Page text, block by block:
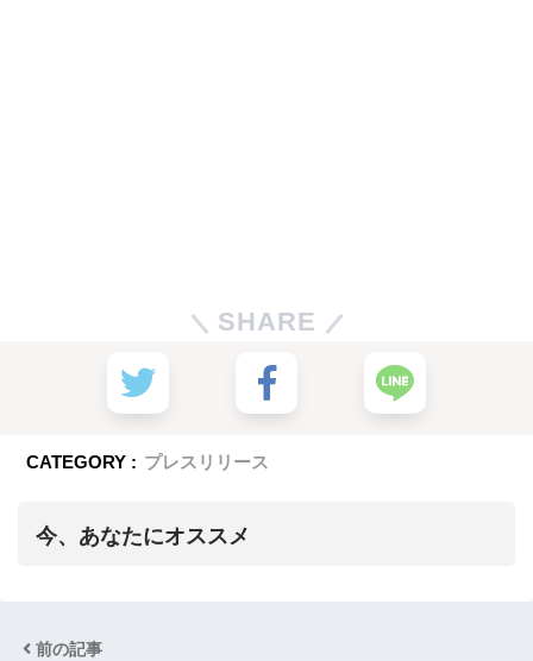
SHARE
CATEGORY : プレスリリース
今、あなたにオススメ
前の記事